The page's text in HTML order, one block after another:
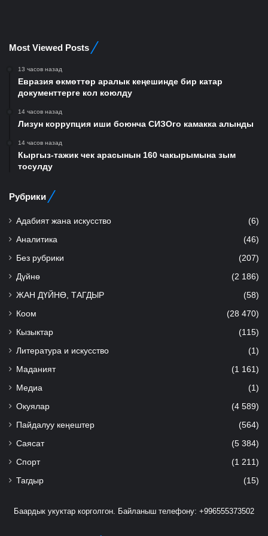
Most Viewed Posts
13 часов назад
Евразия өкмөттөр аралык кеңешинде бир катар
документтерге кол коюлду
14 часов назад
Лизун коррупция иши боюнча СИЗОго камакка алынды
14 часов назад
Кыргыз-тажик чек арасынын 160 чакырымына зым
тосулду
Рубрики
Адабият жана искусство (6)
Аналитика (46)
Без рубрики (207)
Дүйнө (2 186)
ЖАН ДҮЙНӨ, ТАГДЫР (58)
Коом (28 470)
Кызыктар (115)
Литература и искусство (1)
Маданият (1 161)
Медиа (1)
Окуялар (4 589)
Пайдалуу кеңештер (564)
Саясат (5 384)
Спорт (1 211)
Тагдыр (15)
Баардык укуктар корголгон. Байланыш телефону: +996555373502